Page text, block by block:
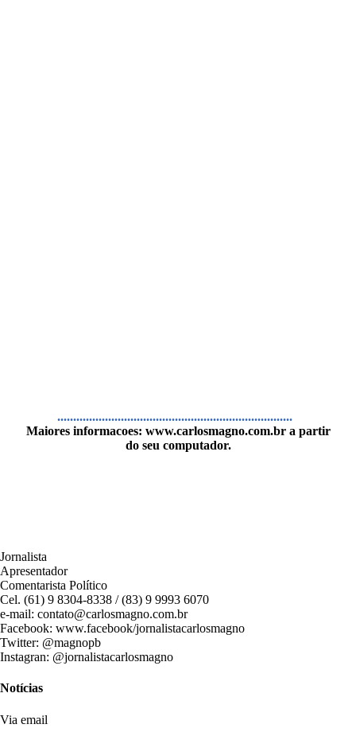
..........................................................................
Maiores informacoes: www.carlosmagno.com.bra partir
do seu computador.
Jornalista
Apresentador
Comentarista Político
Cel. (61) 9 8304-8338 / (83) 9 9993 6070
e-mail: contato@carlosmagno.com.br
Facebook: www.facebook/jornalistacarlosmagno
Twitter: @magnopb
Instagran: @jornalistacarlosmagno
Notícias
Via email